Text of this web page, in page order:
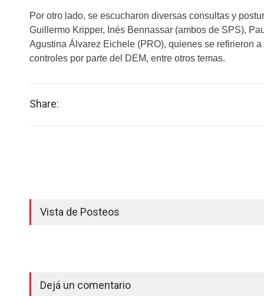
Por otro lado, se escucharon diversas consultas y
Guillermo Kripper, Inés Bennassar (ambos de SPS),
Agustina Álvarez Eichele (PRO), quienes se refirieron
controles por parte del DEM, entre otros temas.
Share:
Vista de Posteos
Dejá un comentario